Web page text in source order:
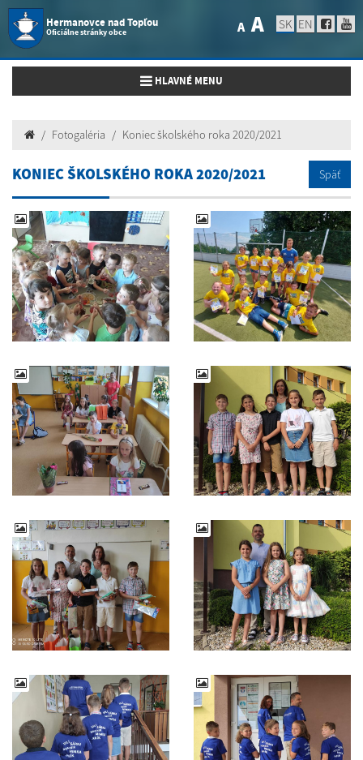
Hermanovce nad Topľou
Oficiálne stránky obce A A SK EN
Toggle navigation
HLAVNÉ MENU
Fotogaléria Koniec školského roka 2020/2021
KONIEC ŠKOLSKÉHO ROKA 2020/2021 Späť